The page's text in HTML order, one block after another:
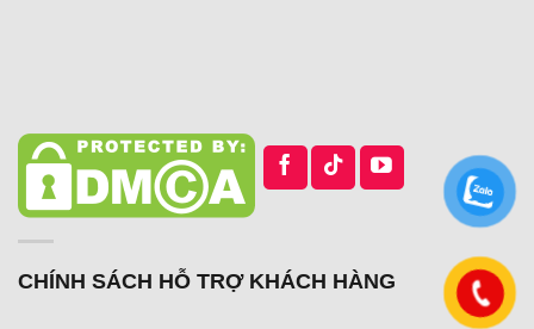
CHÍNH SÁCH HỖ TRỢ KHÁCH HÀNG